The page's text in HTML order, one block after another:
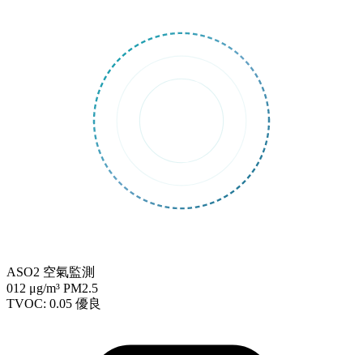
ASO2 空氣監測
012 μg/m³ PM2.5
TVOC: 0.05 優良